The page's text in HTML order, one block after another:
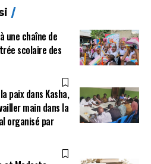
une chaîne de
scolaire des
paix dans Kasha,
main dans la
organisé par